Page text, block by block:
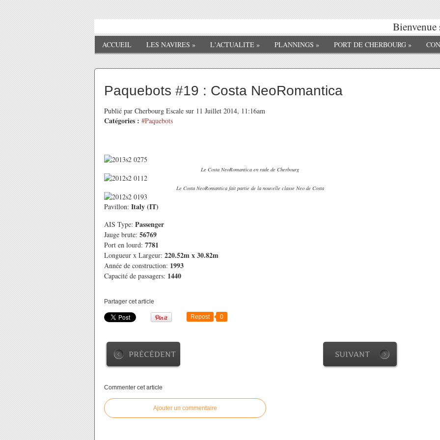
Bienvenue
ACCUEIL LES NAVIRES » L'ACTUALITE » PLANNINGS » PORT DE CHERBOURG »
Paquebots #19 : Costa NeoRomantica
Publié par Cherbourg Escale sur 11 Juillet 2014, 11:16am
Catégories : #Paquebots
Le Costa NeoRomantica en rade de Cherbourg
Le Costa NeoRomantica fait partie de la nouvelle classe Neo de Costa
Pavillon: Italy (IT)
AIS Type: Passenger
Jauge brute: 56769
Port en lourd: 7781
Longueur x Largeur: 220.52m x 30.82m
Année de construction: 1993
Capacité de passagers: 1440
Partager cet article
Repost 0
PRÉCÉDENT SUIVANT
Commenter cet article
Ajouter un commentaire